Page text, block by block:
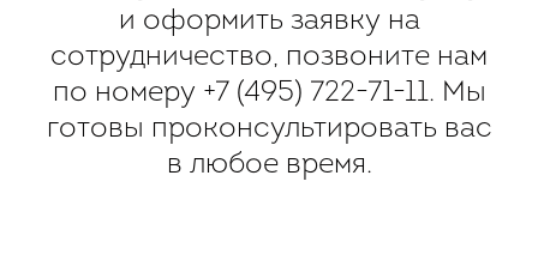
и оформить заявку на
сотрудничество, позвоните нам
по номеру +7 (495) 722-71-11. Мы
готовы проконсультировать вас
в любое время.